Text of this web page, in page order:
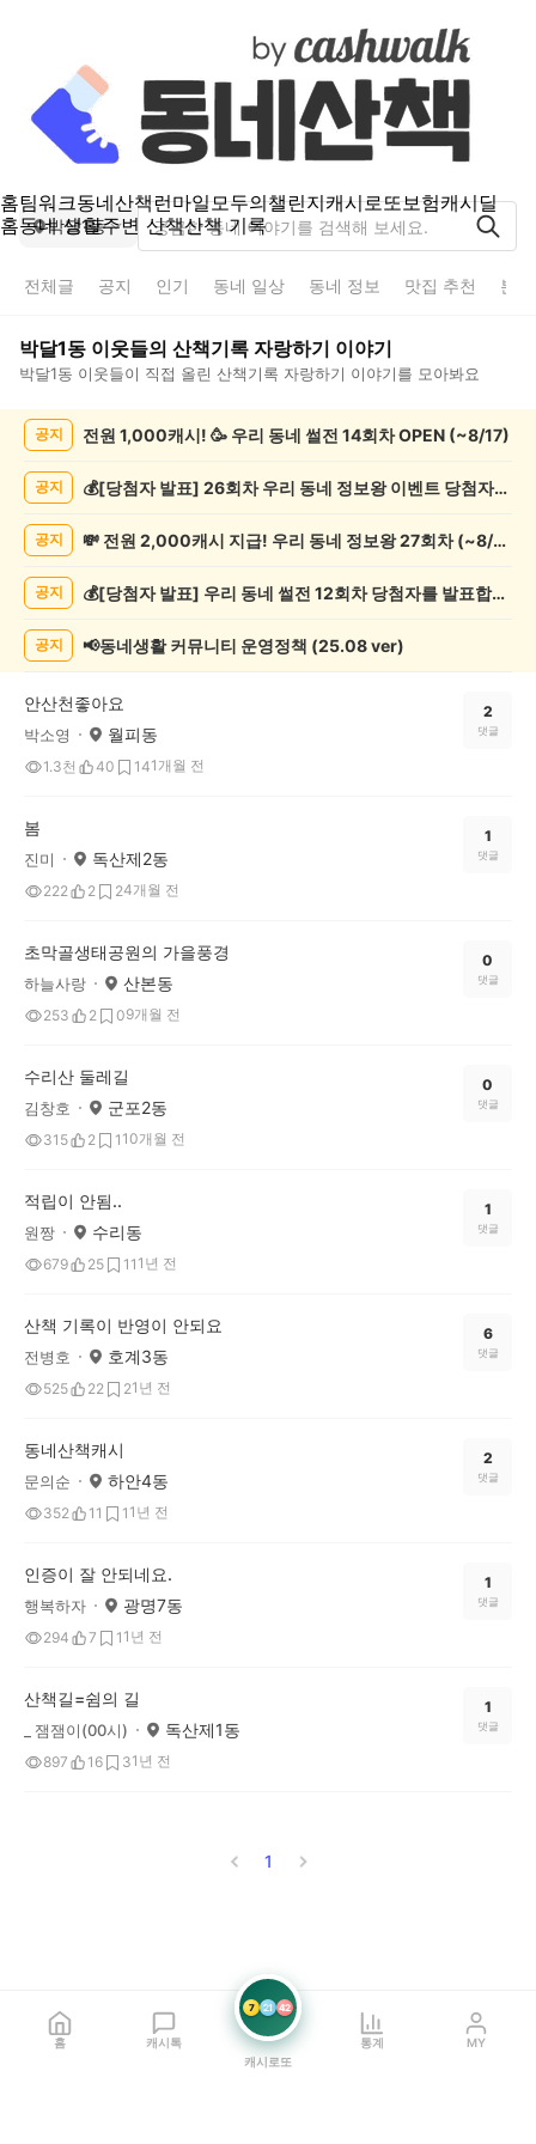
홈팀워크동네산책런마일모두의챌린지캐시로또보험캐시딜
홈동네 생활주변 산책산책 기록
박달1동
전체글 공지 인기 동네 일상 동네 정보 맛집 추천 분
박달1동 이웃들의 산책기록 자랑하기 이야기
박달1동 이웃들이 직접 올린 산책기록 자랑하기 이야기를 모아봐요
기
공지 전원 1,000캐시! 🥳 우리 동네 썰전 14회차 OPEN (~8/17)
공지 💰[당첨자 발표] 26회차 우리 동네 정보왕 이벤트 당첨자를 발표합니다!
공지 💸 전원 2,000캐시 지급! 우리 동네 정보왕 27회차 (~8/10)
공지 💰[당첨자 발표] 우리 동네 썰전 12회차 당첨자를 발표합니다!
공지 📢동네생활 커뮤니티 운영정책 (25.08 ver)
안산천좋아요
박소영 월피동
1.3천 40 141개월 전
2
댓글
봄
진미 독산제2동
222 2 24개월 전
1
댓글
초막골생태공원의 가을풍경
하늘사랑 산본동
253 2 09개월 전
0
댓글
수리산 둘레길
김창호 군포2동
315 2 1 10개월 전
0
댓글
적립이 안됨..
원짱 수리동
679 25 11 1년 전
1
댓글
산책 기록이 반영이 안되요
전병호 호계3동
525 22 21년 전
6
댓글
동네산책캐시
문의순 하안4동
352 11 1 1년 전
2
댓글
인증이 잘 안되네요.
행복하자 광명7동
294 7 1 1년 전
1
댓글
산책길=쉼의 길
_ 잼잼이(00시) 독산제1동
897 16 31년 전
1
댓글
1
홈 캐시톡
7 21 42
캐시로또
통계 MY